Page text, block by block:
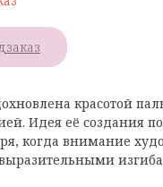
красотой
Идея её создания
когда внимание